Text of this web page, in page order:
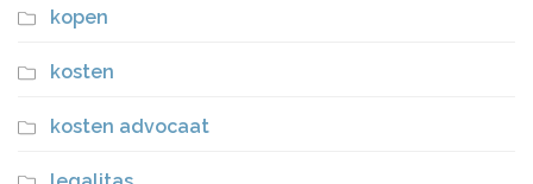
kopen
kosten
kosten advocaat